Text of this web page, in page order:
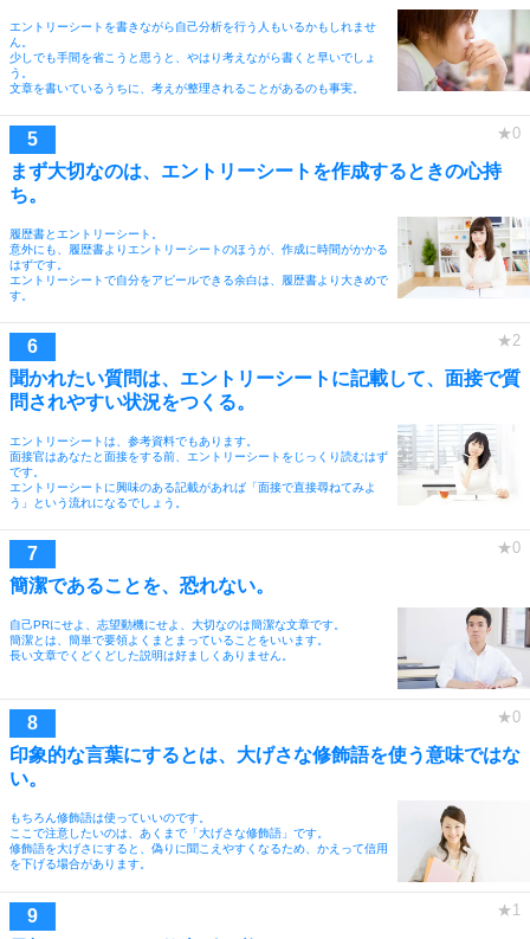
エントリーシートを書きながら自己分析を行う人もいるかもしれませ
ん。
少しでも手間を省こうと思うと、やはり考えながら書くと早いでしょ
う。
文章を書いているうちに、考えが整理されることがあるのも事実。
まず大切なのは、エントリーシートを作成するときの心持
ち。
履歴書とエントリーシート。
意外にも、履歴書よりエントリーシートのほうが、作成に時間がかかる
はずです。
エントリーシートで自分をアピールできる余白は、履歴書より大きめで
す。
聞かれたい質問は、エントリーシートに記載して、面接で質
問されやすい状況をつくる。
エントリーシートは、参考資料でもあります。
面接官はあなたと面接をする前、エントリーシートをじっくり読むはず
です。
エントリーシートに興味のある記載があれば「面接で直接尋ねてみよ
う」という流れになるでしょう。
簡潔であることを、恐れない。
自己PRにせよ、志望動機にせよ、大切なのは簡潔な文章です。
簡潔とは、簡単で要領よくまとまっていることをいいます。
長い文章でくどくどした説明は好ましくありません。
印象的な言葉にするとは、大げさな修飾語を使う意味ではな
い。
もちろん修飾語は使っていいのです。
ここで注意したいのは、あくまで「大げさな修飾語」です。
修飾語を大げさにすると、偽りに聞こえやすくなるため、かえって信用
を下げる場合があります。